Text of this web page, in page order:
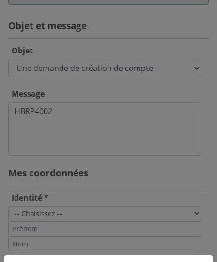
Objet et message
Objet
Message
Mes coordonnées
Identité *